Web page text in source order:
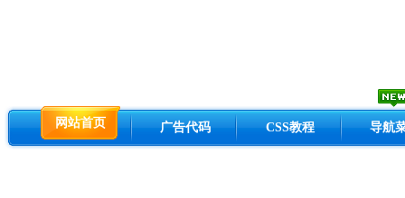
网站首页 广告代码 CSS教程 导航